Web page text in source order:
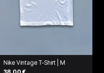
Nike Vintage T-Shirt | M